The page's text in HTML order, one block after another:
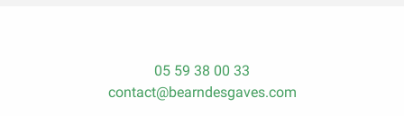
05 59 38 00 33
contact@bearndesgaves.com